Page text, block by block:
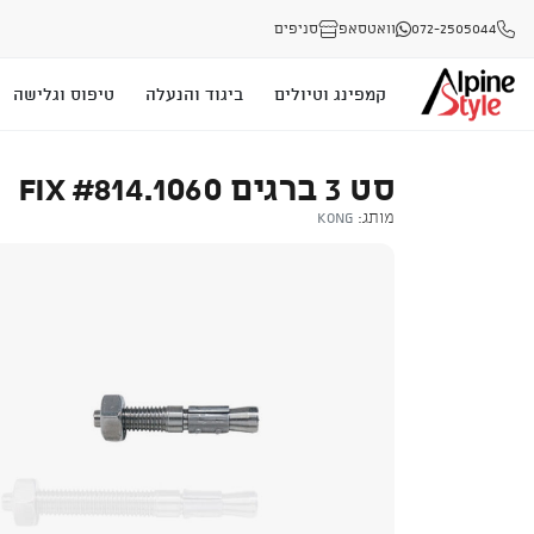
072-2505044 וואטסאפ סניפים
קמפינג וטיולים ביגוד והנעלה טיפוס וגלישה
סט 3 ברגים FIX #814.1060
מותג: Kong